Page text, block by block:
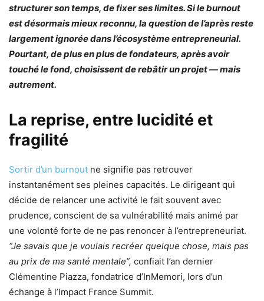
structurer son temps, de fixer ses limites. Si le burnout
est désormais mieux reconnu, la question de l’après reste
largement ignorée dans l’écosystème entrepreneurial.
Pourtant, de plus en plus de fondateurs, après avoir
touché le fond, choisissent de rebâtir un projet — mais
autrement.
La reprise, entre lucidité et
fragilité
Sortir d’un burnout ne signifie pas retrouver
instantanément ses pleines capacités. Le dirigeant qui
décide de relancer une activité le fait souvent avec
prudence, conscient de sa vulnérabilité mais animé par
une volonté forte de ne pas renoncer à l’entrepreneuriat.
“Je savais que je voulais recréer quelque chose, mais pas
au prix de ma santé mentale”, confiait l’an dernier
Clémentine Piazza, fondatrice d’InMemori, lors d’un
échange à l’Impact France Summit.